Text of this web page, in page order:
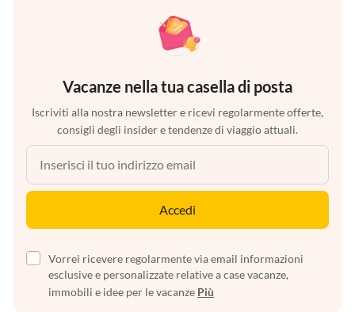
Vacanze nella tua casella di posta
Iscriviti alla nostra newsletter e ricevi regolarmente offerte,
consigli degli insider e tendenze di viaggio attuali.
Accedi
Vorrei ricevere regolarmente via email informazioni
esclusive e personalizzate relative a case vacanze,
immobili e idee per le vacanze Più